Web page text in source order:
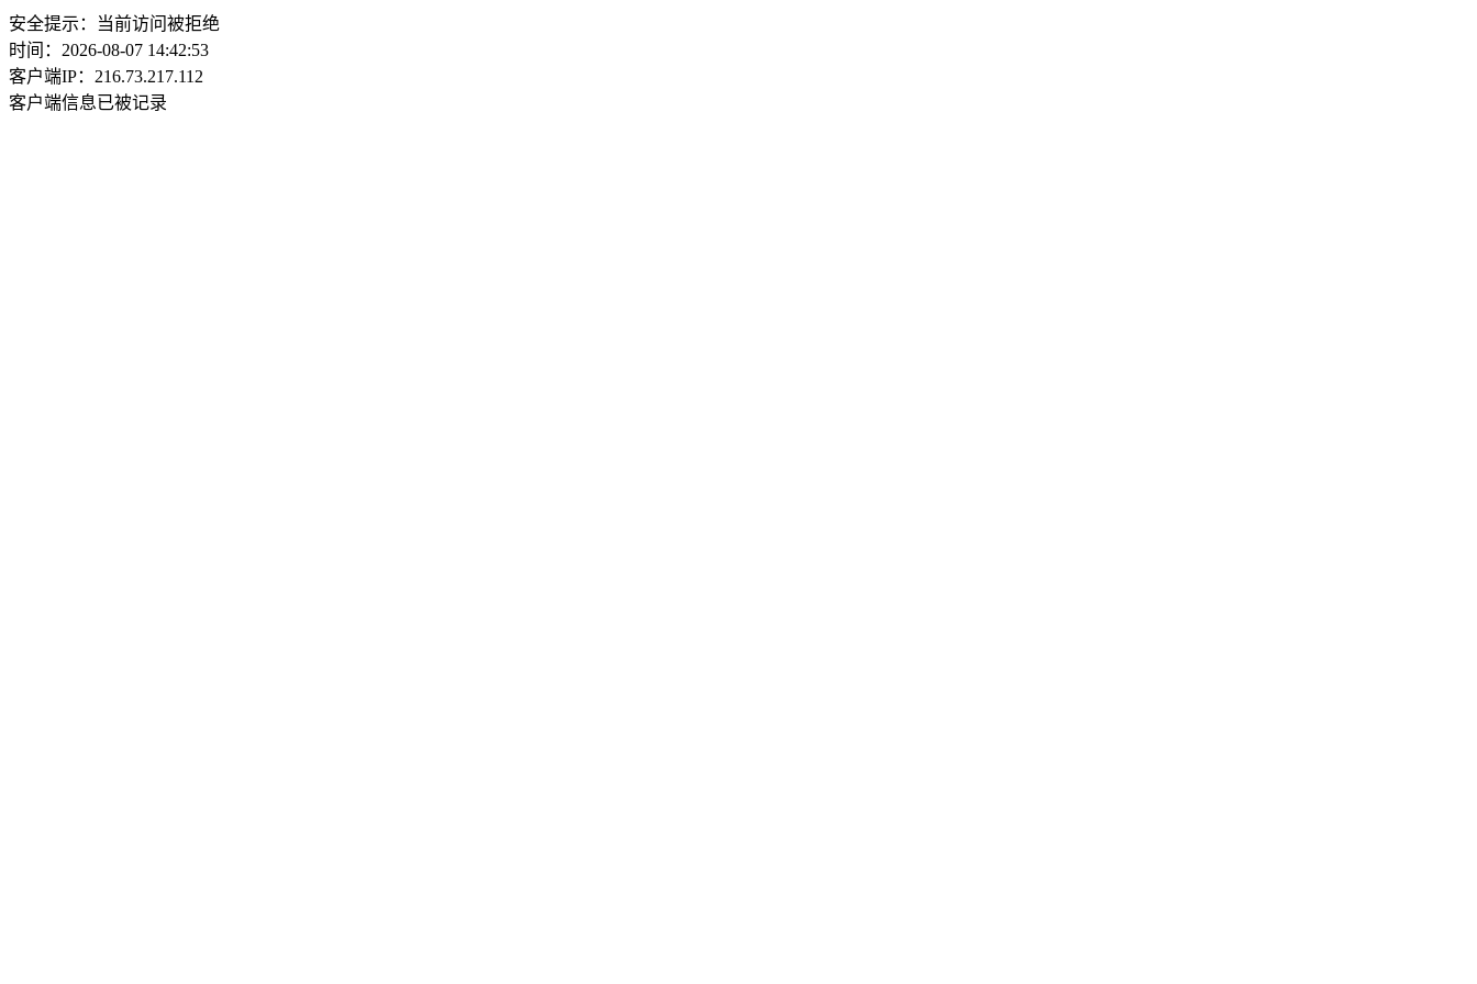
安全提示：当前访问被拒绝
时间：2026-08-07 14:42:53
客户端IP：216.73.217.112
客户端信息已被记录